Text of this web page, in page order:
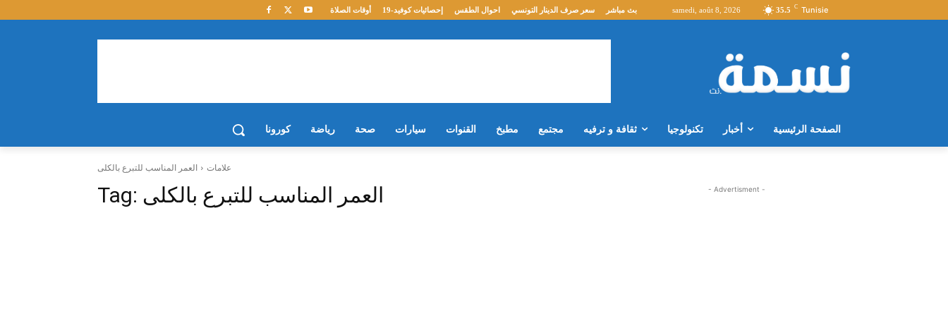
35.5 C Tunisie
samedi, août 8, 2026 أوقات الصلاة إحصائيات كوفيد-19 احوال الطقس سعر صرف الدينار التونسي بث مباشر
الصفحة الرئيسية أخبار تكنولوجيا ثقافة و ترفيه مجتمع مطبخ القنوات سيارات صحة رياضة كورونا
علامات العمر المناسب للتبرع بالكلى
Tag: العمر المناسب للتبرع بالكلى - Advertisment -